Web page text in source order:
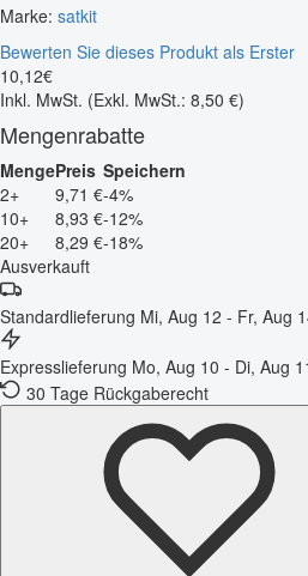
Marke: satkit
Bewerten Sie dieses Produkt als Erster
10,12€
Inkl. MwSt. (Exkl. MwSt.: 8,50 €)
Mengenrabatte
MengePreis Speichern
2+
9,71 €-4%
10+
8,93 €-12%
20+
8,29 €-18%
Ausverkauft
Standardlieferung Mi, Aug 12 - Fr, Aug
Expresslieferung Mo, Aug 10 - Di, Aug
30 Tage Rückgaberecht